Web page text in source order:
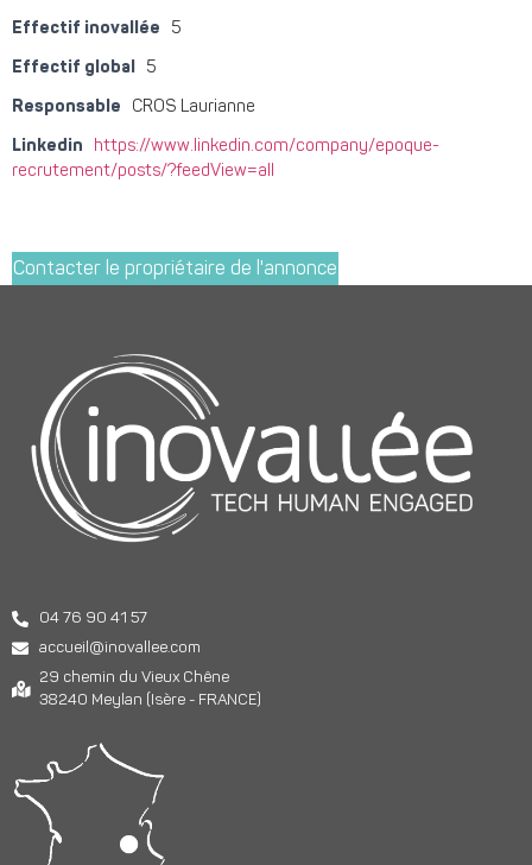
Effectif inovallée 5
Effectif global 5
Responsable CROS Laurianne
Linkedin
https://www.linkedin.com/company/epoque-
recrutement/posts/?feedView=all
Contacter le propriétaire de l'annonce
04 76 90 41 57
accueil@inovallee.com
29 chemin du Vieux Chêne
38240 Meylan (Isère - FRANCE)